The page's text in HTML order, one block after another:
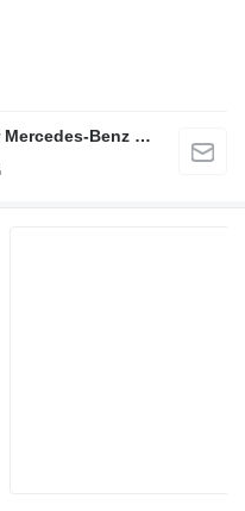
Stefan Ebert GmbH - Autorisierter Mercedes-Benz Servicepartner